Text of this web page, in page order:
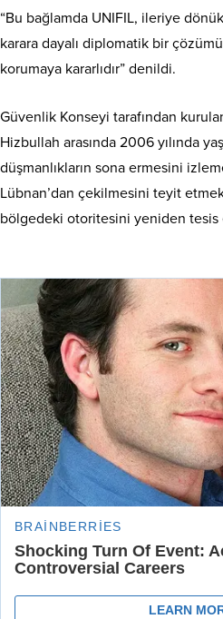
“Bu bağlamda UNIFIL, ileriye dönük
karara dayalı diplomatik bir
korumaya kararlıdır” denildi.
Güvenlik Konseyi tarafından
Hizbullah arasında 2006 yılında
düşmanlıkların sona ermesini
Lübnan’dan çekilmesini teyit
bölgedeki otoritesini yeniden tesis